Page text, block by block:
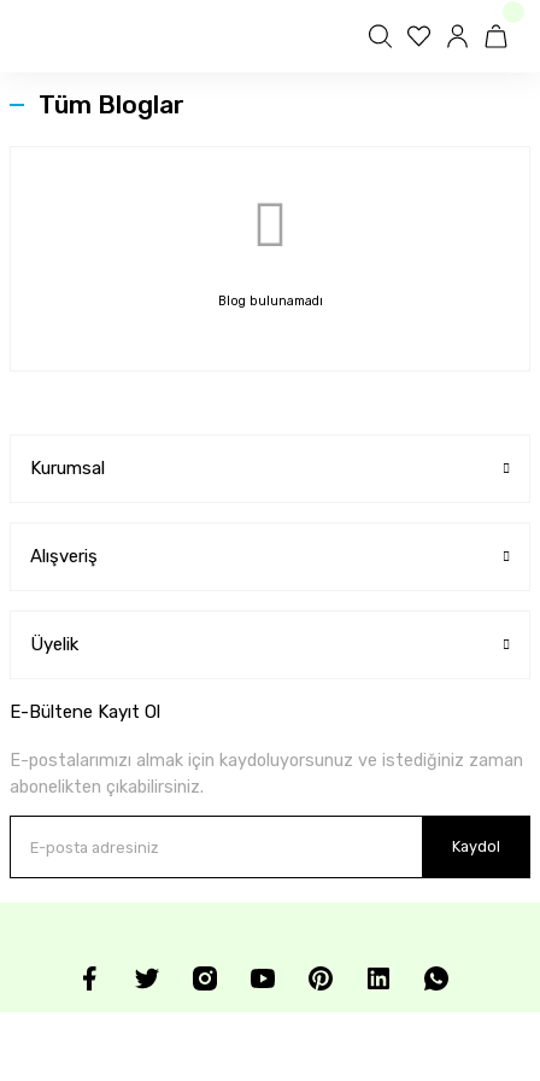
Tüm Bloglar
Blog bulunamadı
Kurumsal
Alışveriş
Üyelik
E-Bültene Kayıt Ol
E-postalarımızı almak için kaydoluyorsunuz ve istediğiniz zaman
abonelikten çıkabilirsiniz.
Kaydol